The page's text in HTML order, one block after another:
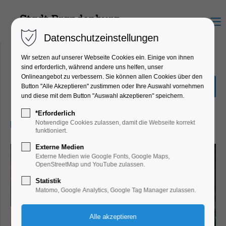
Menu
Tigerwild
Kinder, Jugend
19.04.2026, 14:30–15:20
Datenschutzeinstellungen
Wir setzen auf unserer Webseite Cookies ein. Einige von ihnen
sind erforderlich, während andere uns helfen, unser
Onlineangebot zu verbessern. Sie können allen Cookies über den
Button "Alle Akzeptieren" zustimmen oder Ihre Auswahl vornehmen
und diese mit dem Button "Auswahl akzeptieren" speichern.
*Erforderlich
Notwendige Cookies zulassen, damit die Webseite korrekt
funktioniert.
Externe Medien
Externe Medien wie Google Fonts, Google Maps,
OpenStreetMap und YouTube zulassen.
Statistik
Matomo, Google Analytics, Google Tag Manager zulassen.